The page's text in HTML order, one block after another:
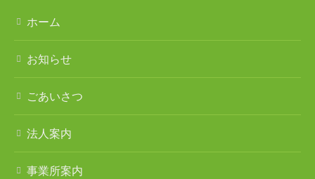
ホーム
お知らせ
ごあいさつ
法人案内
事業所案内
法人案内
事業所案内
特別養護老人ホーム チアフル遠見塚
遠見塚デイサービスセンター
遠見塚居宅介護支援センター